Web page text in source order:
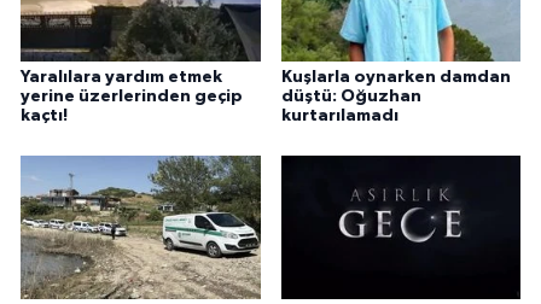
Yaralılara yardım etmek
yerine üzerlerinden geçip
kaçtı!
Kuşlarla oynarken damdan
düştü: Oğuzhan
kurtarılamadı